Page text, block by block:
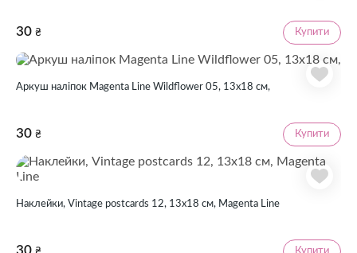
30 ₴ Купити
Аркуш наліпок Magenta Line Wildflower 05, 13х18 см,
30 ₴ Купити
Наклейки, Vintage postcards 12, 13х18 см, Magenta Line